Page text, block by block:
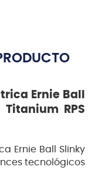
Ernie Ball
Titanium RPS
Ernie Ball Slinky
tecnológicos